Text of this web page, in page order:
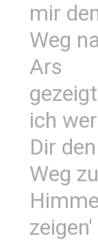
mir
Weg
Ars
ich
Dir den
Weg
zeigen'